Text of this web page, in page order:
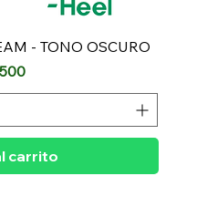
- TONO OSCURO
carrito